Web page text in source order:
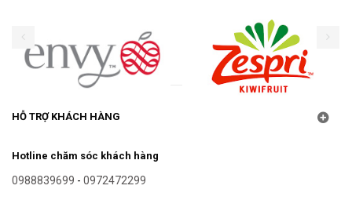
HỖ TRỢ KHÁCH HÀNG
Hotline chăm sóc khách hàng
0988839699 - 0972472299